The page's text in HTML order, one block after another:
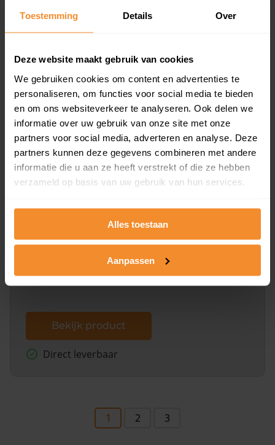
Toestemming Details Over
Deze website maakt gebruik van cookies
We gebruiken cookies om content en advertenties te
personaliseren, om functies voor social media te bieden
en om ons websiteverkeer te analyseren. Ook delen we
informatie over uw gebruik van onze site met onze
partners voor social media, adverteren en analyse. Deze
partners kunnen deze gegevens combineren met andere
informatie die u aan ze heeft verstrekt of die ze hebben
verzameld op basis van uw gebruik van hun services.
Alles toestaan
Aanpassen
Een overzicht van alle verkochte woningen (koopsom
en koopdatum) binnen een postcodegebied. Dit
Bekijk product
Direct leverbaar
Een uitgebreid overzicht van het perceel en
dit inclusief de luchtfoto!
Bekijk product
Direct leverbaar
1 2 3